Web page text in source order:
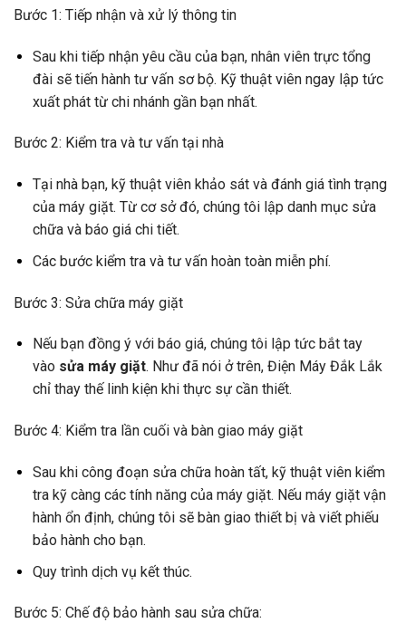
Bước 1: Tiếp nhận và xử lý thông tin
Sau khi tiếp nhận yêu cầu của bạn, nhân viên trực tổng
đài sẽ tiến hành tư vấn sơ bộ. Kỹ thuật viên ngay lập tức
xuất phát từ chi nhánh gần bạn nhất.
Bước 2: Kiểm tra và tư vấn tại nhà
Tại nhà bạn, kỹ thuật viên khảo sát và đánh giá tình trạng
của máy giặt. Từ cơ sở đó, chúng tôi lập danh mục sửa
chữa và báo giá chi tiết.
Các bước kiểm tra và tư vấn hoàn toàn miễn phí.
Bước 3: Sửa chữa máy giặt
Nếu bạn đồng ý với báo giá, chúng tôi lập tức bắt tay
vào sửa máy giặt. Như đã nói ở trên, Điện Máy Đắk Lắk
chỉ thay thế linh kiện khi thực sự cần thiết.
Bước 4: Kiểm tra lần cuối và bàn giao máy giặt
Sau khi công đoạn sửa chữa hoàn tất, kỹ thuật viên kiểm
tra kỹ càng các tính năng của máy giặt. Nếu máy giặt vận
hành ổn định, chúng tôi sẽ bàn giao thiết bị và viết phiếu
bảo hành cho bạn.
Quy trình dịch vụ kết thúc.
Bước 5: Chế độ bảo hành sau sửa chữa: